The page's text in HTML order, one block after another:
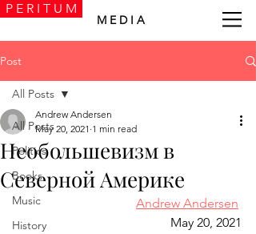
P E R I T U M
M E D I A
Post
All Posts
Politics
Books
Music
History
All Posts
Необольшевизм в
Северной Америке
Andrew Andersen
May 20, 2021 1 min read
Andrew Andersen
May 20, 2021